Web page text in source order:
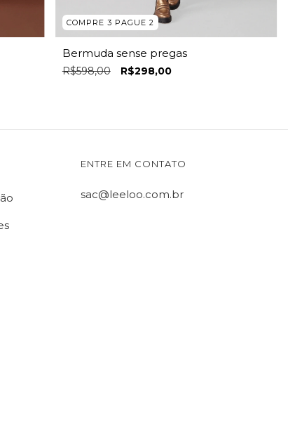
COMPRE 3 PAGUE 2
Bermuda sense pregas
R$598,00 R$298,00
ENTRE EM CONTATO
sac@leeloo.com.br